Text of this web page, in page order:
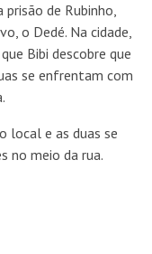
de Rubinho,
o Dedé. Na cidade,
Bibi descobre que
se enfrentam com
local e as duas se
no meio da rua.